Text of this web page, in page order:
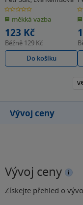
0.0
z
5
hvězdiček
měkká vazba
123 Kč
Běžně 129 Kč
Do košíku
0.0
z
5
Vývoj ceny
Vývoj ceny
Získejte přehled o